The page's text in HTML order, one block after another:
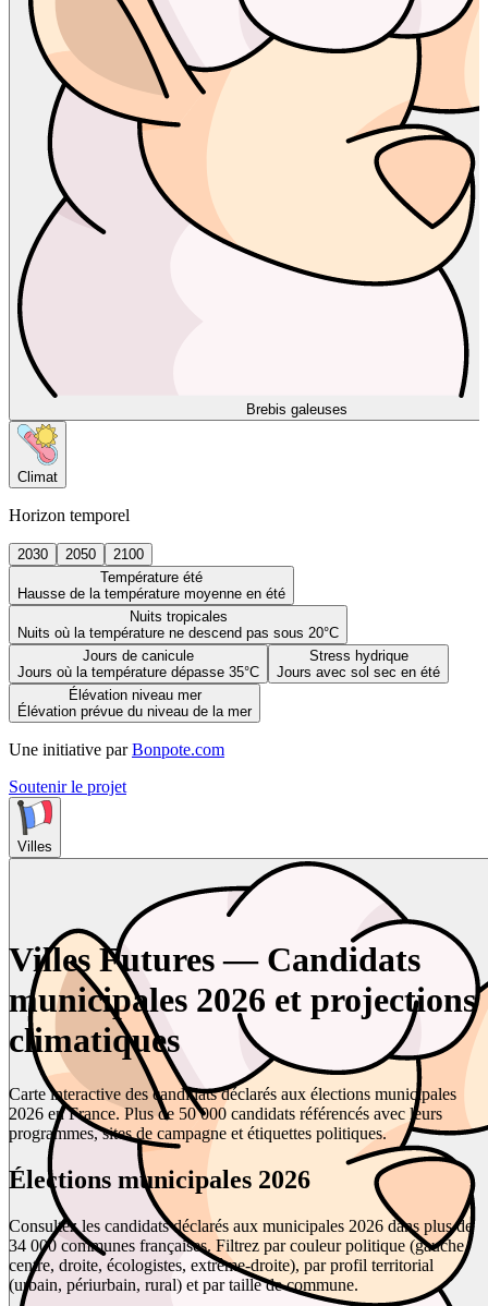
Brebis galeuses
Climat
Horizon temporel
2030 2050
2100
Température été
Hausse de la température moyenne en été
Nuits tropicales
Nuits où la température ne descend pas sous 20°C
Jours de canicule
Jours où la température dépasse 35°C
Stress hydrique
Jours avec sol sec en été
Élévation niveau mer
Élévation prévue du niveau de la mer
Une initiative par Bonpote.com
Soutenir le projet
Villes
Villes Futures — Candidats
municipales 2026 et projections
climatiques
Carte interactive des candidats déclarés aux élections municipales
2026 en France. Plus de 50 000 candidats référencés avec leurs
programmes, sites de campagne et étiquettes politiques.
Élections municipales 2026
Consultez les candidats déclarés aux municipales 2026 dans plus de
34 000 communes françaises. Filtrez par couleur politique (gauche,
centre, droite, écologistes, extrême-droite), par profil territorial
(urbain, périurbain, rural) et par taille de commune.